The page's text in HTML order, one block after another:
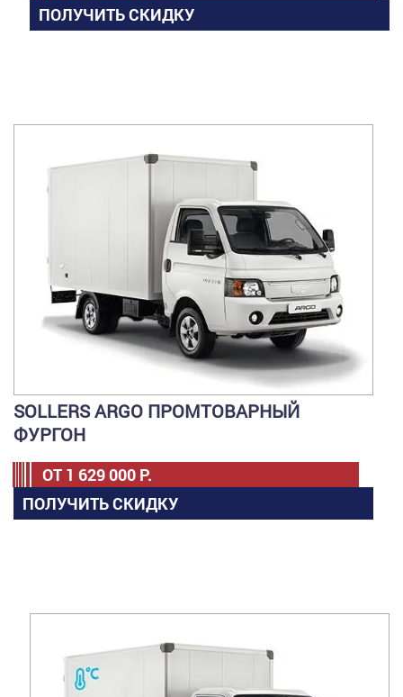
ПОЛУЧИТЬ СКИДКУ
SOLLERS ARGO ПРОМТОВАРНЫЙ
ФУРГОН
ОТ 1 629 000 Р.
ПОЛУЧИТЬ СКИДКУ